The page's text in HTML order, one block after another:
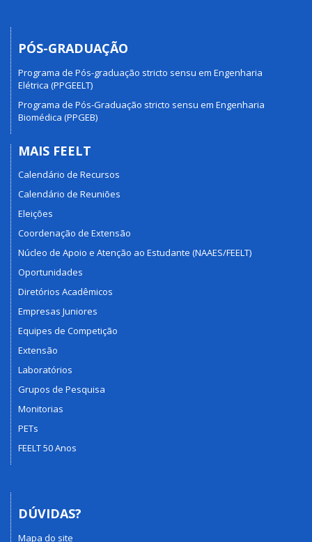
PÓS-GRADUAÇÃO
Programa de Pós-graduação stricto sensu em Engenharia
Elétrica (PPGEELT)
Programa de Pós-Graduação stricto sensu em Engenharia
Biomédica (PPGEB)
MAIS FEELT
Calendário de Recursos
Calendário de Reuniões
Eleições
Coordenação de Extensão
Núcleo de Apoio e Atenção ao Estudante (NAAES/FEELT)
Oportunidades
Diretórios Acadêmicos
Empresas Juniores
Equipes de Competição
Extensão
Laboratórios
Grupos de Pesquisa
Monitorias
PETs
FEELT 50 Anos
DÚVIDAS?
Mapa do site